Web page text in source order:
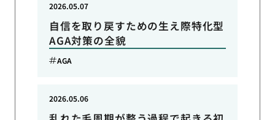
自信を取り戻すための生え際特化型
AGA対策の全貌
2026.05.07
AGA
2026.05.06